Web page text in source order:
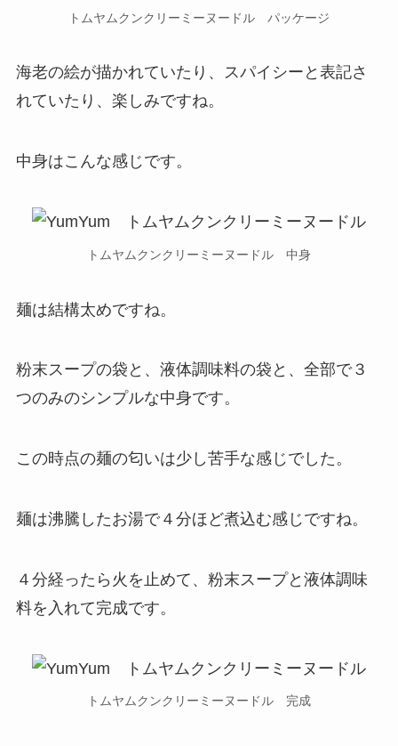
トムヤムクンクリーミーヌードル パッケージ
海老の絵が描かれていたり、スパイシーと表記さ
れていたり、楽しみですね。
中身はこんな感じです。
トムヤムクンクリーミーヌードル 中身
麺は結構太めですね。
粉末スープの袋と、液体調味料の袋と、全部で３
つのみのシンプルな中身です。
この時点の麺の匂いは少し苦手な感じでした。
麺は沸騰したお湯で４分ほど煮込む感じですね。
４分経ったら火を止めて、粉末スープと液体調味
料を入れて完成です。
トムヤムクンクリーミーヌードル 完成